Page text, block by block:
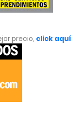
precio, click aquí